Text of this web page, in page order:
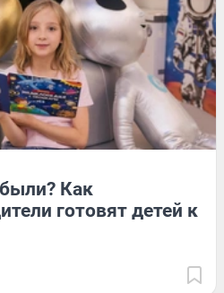
Как
готовят детей к